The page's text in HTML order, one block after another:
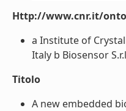
Http://www.cnr.it/
a Institute of
Italy b Biosensor
Titolo
A new embedded